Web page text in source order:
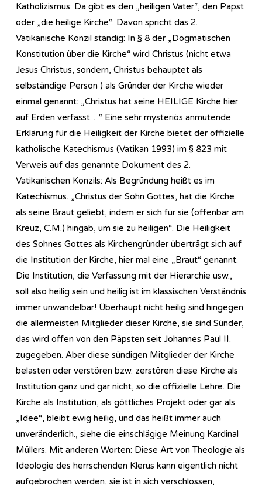
Katholizismus: Da gibt es den „heiligen Vater“, den Papst
oder „die heilige Kirche“: Davon spricht das 2.
Vatikanische Konzil ständig: In § 8 der „Dogmatischen
Konstitution über die Kirche“ wird Christus (nicht etwa
Jesus Christus, sondern, Christus behauptet als
selbständige Person ) als Gründer der Kirche wieder
einmal genannt: „Christus hat seine HEILIGE Kirche hier
auf Erden verfasst…“ Eine sehr mysteriös anmutende
Erklärung für die Heiligkeit der Kirche bietet der offizielle
katholische Katechismus (Vatikan 1993) im § 823 mit
Verweis auf das genannte Dokument des 2.
Vatikanischen Konzils: Als Begründung heißt es im
Katechismus. „Christus der Sohn Gottes, hat die Kirche
als seine Braut geliebt, indem er sich für sie (offenbar am
Kreuz, C.M.) hingab, um sie zu heiligen“. Die Heiligkeit
des Sohnes Gottes als Kirchengründer überträgt sich auf
die Institution der Kirche, hier mal eine „Braut“ genannt.
Die Institution, die Verfassung mit der Hierarchie usw.,
soll also heilig sein und heilig ist im klassischen Verständnis
immer unwandelbar! Überhaupt nicht heilig sind hingegen
die allermeisten Mitglieder dieser Kirche, sie sind Sünder,
das wird offen von den Päpsten seit Johannes Paul II.
zugegeben. Aber diese sündigen Mitglieder der Kirche
belasten oder verstören bzw. zerstören diese Kirche als
Institution ganz und gar nicht, so die offizielle Lehre. Die
Kirche als Institution, als göttliches Projekt oder gar als
„Idee“, bleibt ewig heilig, und das heißt immer auch
unveränderlich., siehe die einschlägige Meinung Kardinal
Müllers. Mit anderen Worten: Diese Art von Theologie als
Ideologie des herrschenden Klerus kann eigentlich nicht
aufgebrochen werden, sie ist in sich verschlossen,